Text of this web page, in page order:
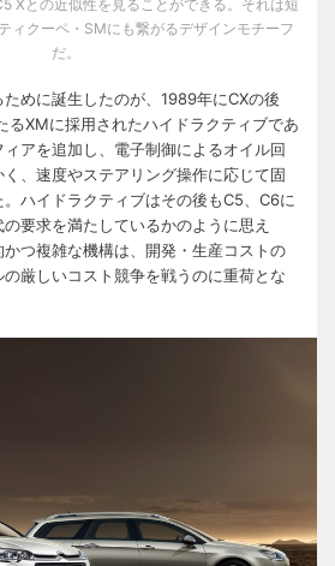
Xとの近似性を見ることができる。それは短
ィクーペ・ SMにも繋がるデザインモチーフ
だ。
めに誕生したのが、 1989年にCXの後
るXMに採用されたハイドラクティブであ
アを追加し、電子制御によるオイル回
、速度やステアリング操作に応じて固
ハイドラクティブはその後もC5、 C6に
要求を満たしているかのように思え
つ複雑な機構は、開発・生産コストの
厳しいコスト競争を戦うのに重荷とな